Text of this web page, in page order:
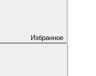
Избранное